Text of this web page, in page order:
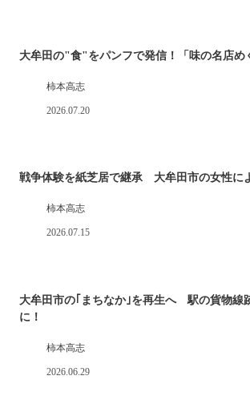
大牟田の"食"をパンフで発信！「味の名店め
柿本高志
2026.07.20
戦争体験を紙芝居で継承 大牟田市の女性に
柿本高志
2026.07.15
大牟田市の｢まちなか｣を再生へ 駅の貨物線
に！
柿本高志
2026.06.29